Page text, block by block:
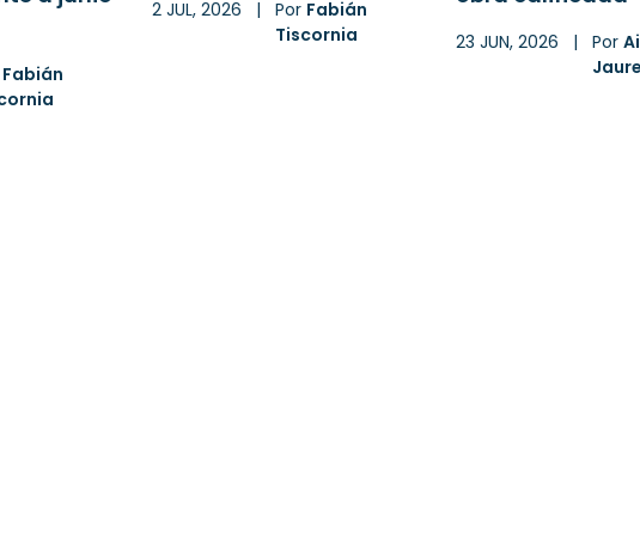
Fabián
2 JUL, 2026 | Por Fabián
Tiscornia
23 JUN, 2026 | Por